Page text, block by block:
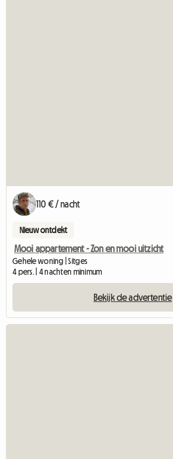
110 € / nacht
Nieuw ontdekt
Mooi appartement - Zon en mooi uitzicht
Gehele woning | Sitges
4 pers. | 4 nachten minimum
Bekijk de advertentie